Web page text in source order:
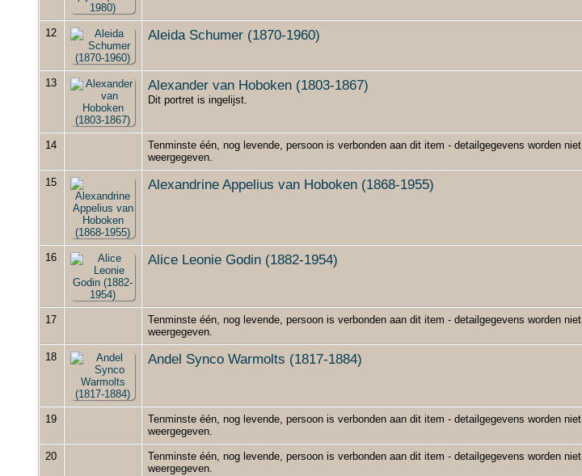
12 Aleida Schumer (1870-1960)
13 Alexander van Hoboken (1803-1867)
Dit portret is ingelijst.
14
Tenminste één, nog levende, persoon is verbonden aan dit item - detailgegevens worden niet
weergegeven.
15 Alexandrine Appelius van Hoboken (1868-1955)
16 Alice Leonie Godin (1882-1954)
17
Tenminste één, nog levende, persoon is verbonden aan dit item - detailgegevens worden niet
weergegeven.
18 Andel Synco Warmolts (1817-1884)
19
Tenminste één, nog levende, persoon is verbonden aan dit item - detailgegevens worden niet
weergegeven.
20
Tenminste één, nog levende, persoon is verbonden aan dit item - detailgegevens worden niet
weergegeven.